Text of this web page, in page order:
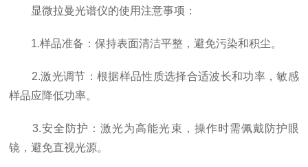
显微拉曼光谱仪的使用注意事项：
1.样品准备：保持表面清洁平整，避免污染和积尘。
2.激光调节：根据样品性质选择合适波长和功率，敏感
样品应降低功率。
3.安全防护：激光为高能光束，操作时需佩戴防护眼
镜，避免直视光源。